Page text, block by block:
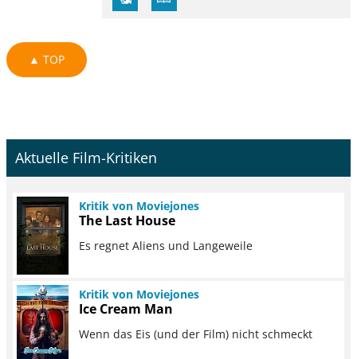
▲ TOP
Aktuelle Film-Kritiken
Kritik von Moviejones
The Last House
Es regnet Aliens und Langeweile
Kritik von Moviejones
Ice Cream Man
Wenn das Eis (und der Film) nicht schmeckt